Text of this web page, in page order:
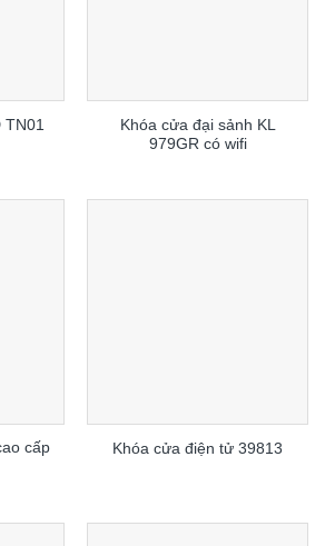
TN01
Khóa cửa đại sảnh KL
979GR có wifi
cấp
Khóa cửa điện tử 39813